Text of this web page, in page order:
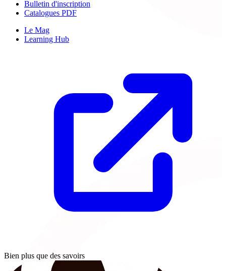
Bulletin d'inscription
Catalogues PDF
Le Mag
Learning Hub
Bien plus que des savoirs